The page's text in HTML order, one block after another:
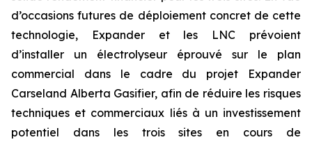
d’occasions futures de déploiement concret de cette
technologie, Expander et les LNC prévoient
d’installer un électrolyseur éprouvé sur le plan
commercial dans le cadre du projet Expander
Carseland Alberta Gasifier, afin de réduire les risques
techniques et commerciaux liés à un investissement
potentiel dans les trois sites en cours de